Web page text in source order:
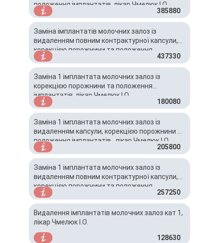
положення імплантатів, лікар Чмелюк І.О.
385880
Заміна імплантатів молочних залоз із
видаленням повним контрактурної капсули,
корекцією порожнини та положення
імплантатів , лікар Чмелюк І.О.
437330
Заміна 1 імплантата молочних залоз із
корекцією порожнини та положення
імплантатів, лікар Чмелюк І.О.
180080
Заміна 1 імплантата молочних залоз із
видаленням капсули, корекцією порожнини та
положення імплантатів , лікар Чмелюк І.О.
205800
Заміна 1 імплантата молочних залоз із
видаленням повним контрактурної капсули,
корекцією порожнини та положення
імплантатів , лікар Чмелюк І.О.
257250
Видалення імплантатів молочних залоз кат 1,
лікар Чмелюк І.О.
128630